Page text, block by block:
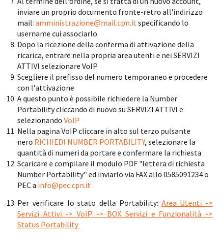
inviare un proprio documento fronte-retro all'indirizzo
mail: amministrazione@mail.cpn.itspecificando lo
username cui associarlo.
Dopo la ricezione della conferma di attivazione della
ricarica, entrare nella propria area utenti e nei SERVIZI
ATTIVI selezionare VoIP
Scegliere il prefisso del numero temporaneo e procedere
con l'attivazione
A questo punto è possibile richiedere la Number
Portability cliccando di nuovo su SERVIZI ATTIVI e
selezionando VoIP
Nella pagina VoIP cliccare in alto sul terzo pulsante
nero RICHIEDI NUMBER PORTABILITY, selezionare la
quantità di numeri da portare e confermare la richiesta
Scaricare e compilare il modulo PDF "lettera di richiesta
Number Portability" ed inviarlo via FAX allo 0585091234 o
PEC a info@pec.cpn.it
Per verificare lo stato della Portability: Area Utenti ->
Servizi Attivi -> VoIP -> BOX Servizi e Funzionalità ->
Status Portability